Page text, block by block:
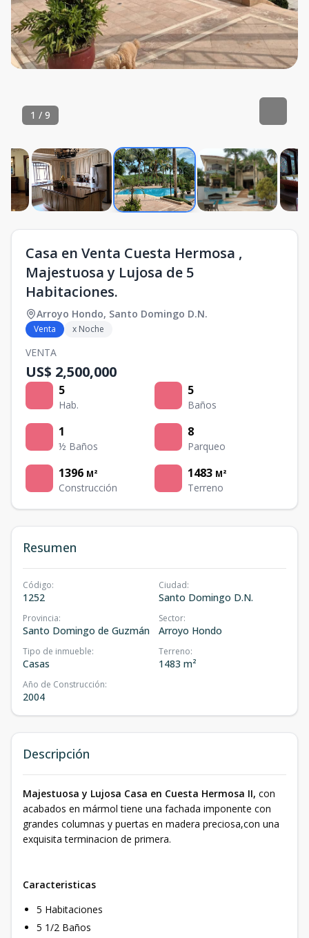
1 / 9
Casa en Venta Cuesta Hermosa ,
Majestuosa y Lujosa de 5
Habitaciones.
Arroyo Hondo, Santo Domingo D.N.
Venta x Noche
VENTA
US$ 2,500,000
5
Hab.
5
Baños
1
½ Baños
8
Parqueo
1396 M²
Construcción
1483 M²
Terreno
Resumen
Código:
1252
Ciudad:
Santo Domingo D.N.
Provincia:
Santo Domingo de Guzmán
Sector:
Arroyo Hondo
Tipo de inmueble:
Casas
Terreno:
1483 m²
Año de Construcción:
2004
Descripción
Majestuosa y Lujosa Casa en Cuesta Hermosa II, con
acabados en mármol tiene una fachada imponente con
grandes columnas y puertas en madera preciosa,con una
exquisita terminacion de primera.
Caracteristicas
5 Habitaciones
5 1/2 Baños